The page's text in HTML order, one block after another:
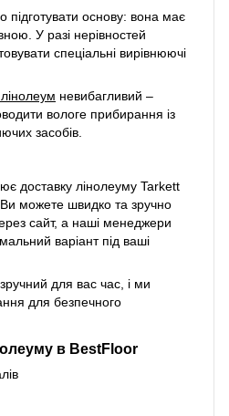
основу: вона має
У разі нерівностей
спеціальні вирівнюючі
невибагливий –
вологе прибирання із
засобів.
доставку лінолеуму Tarkett
Ви можете швидко та зручно
сайт, а наші менеджери
варіант під ваші
для вас час, і ми
для безпечного
в BestFloor